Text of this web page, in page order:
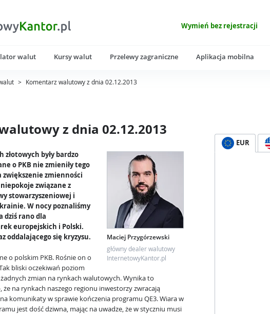
Wymień bez rejestracji
walut Kursy walut Przelewy zagraniczne Aplikacja mobilna
> Komentarz walutowy z dnia 02.12.2013
z dnia 02.12.2013
Maciej Przygórzewski
główny dealer walutowy
InternetowyKantor.pl
były bardzo
o PKB nie zmieniły tego
zwiększenie zmienności
związane z
stowarzyszeniowej i
W nocy poznaliśmy
dziś rano dla
europejskich i Polski.
oddalającego się kryzysu.
o polskim PKB. Rośnie on o
bliski oczekiwań poziom
zmian na rynkach walutowych. Wynika to
na rynkach naszego regionu inwestorzy zwracają
komunikaty w sprawie kończenia programu QE3. Wiara w
jest dość dziwna, mając na uwadze, że w styczniu musi
EUR